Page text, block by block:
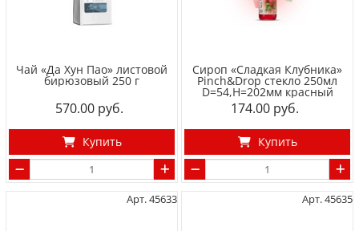
Чай «Да Хун Пао» листовой
бирюзовый 250 г
570.00
Купить
Сироп «Сладкая Клубника»
Pinch&Drop стекло 250мл
D=54,H=202мм красный
174.00
Купить
Арт. 45633 Арт. 45635